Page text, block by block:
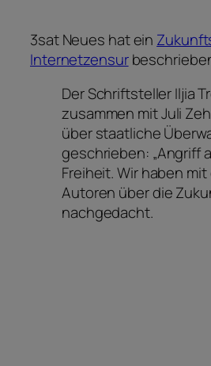
3sat Neues hat ein
Internetzensur
Der Schriftsteller Iljia
zusammen mit Juli
über staatliche
geschrieben: „Angriff
Freiheit. Wir haben mit
Autoren über die
nachgedacht.